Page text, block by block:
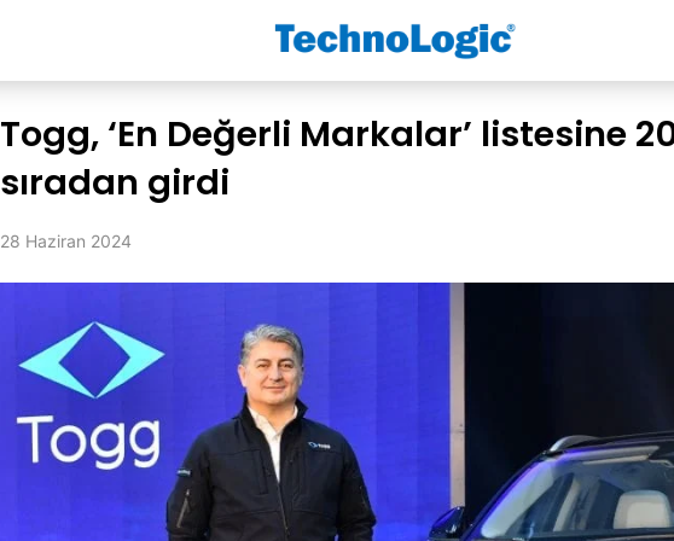
Togg, ‘En Değerli Markalar’ listesine
sıradan girdi
28 Haziran 2024